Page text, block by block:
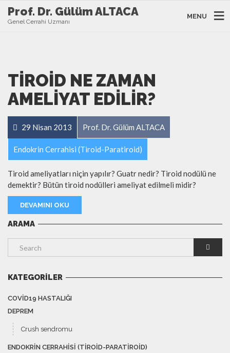
Prof. Dr. Gülüm ALTACA
Genel Cerrahi Uzmanı
MENU
TIROID NE ZAMAN
AMELIYAT EDILIR?
29 Nisan 2013 Prof. Dr. Gülüm ALTACA
Endokrin Cerrahisi (Tiroid-Paratiroid)
Tiroid ameliyatları niçin yapılır? Guatr nedir? Tiroid nodülü ne
demektir? Bütün tiroid nodülleri ameliyat edilmeli midir?
DEVAMINI OKU
ARAMA
KATEGORILER
COVID19 HASTALIĞI
DEPREM
Crush sendromu
ENDOKRIN CERRAHISI (TIROID-PARATIROID)